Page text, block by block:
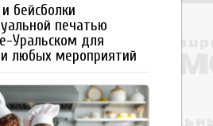
бейсболки
печатью
Уральском для
любых мероприятий